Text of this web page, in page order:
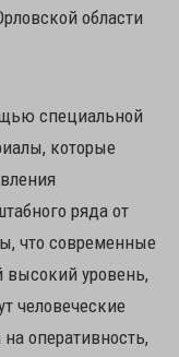
области
специальной
которые
ряда от
что современные
высокий уровень,
человеческие
оперативность,